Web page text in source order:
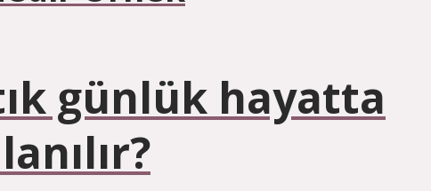
günlük hayatta